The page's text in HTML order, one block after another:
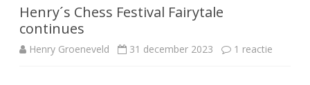
de
inhoud
Henry´s Chess Festival Fairytale
continues
Henry Groeneveld 31 december 2023 1 reactie